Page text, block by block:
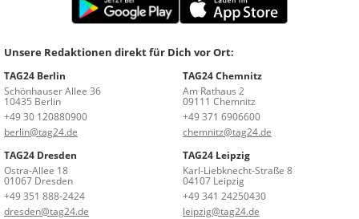
Unsere Redaktionen direkt für Dich vor Ort:
TAG24 Berlin
Schönhauser Allee 36
10435 Berlin
+49 30 120880900
berlin@tag24.de
TAG24 Chemnitz
Am Rathaus 2
09111 Chemnitz
+49 371 6906600
chemnitz@tag24.de
TAG24 Dresden
Ostra-Allee 18
01067 Dresden
+49 351 888-2424
dresden@tag24.de
TAG24 Leipzig
Karl-Liebknecht-Straße 8
04107 Leipzig
+49 341 24250430
leipzig@tag24.de